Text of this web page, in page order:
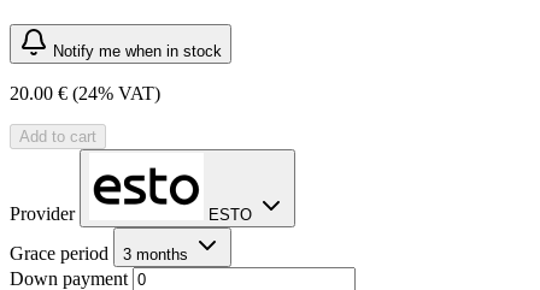
Notify me when in stock
20.00 € (24% VAT)
Add to cart
Provider ESTO
Grace period 3 months
Down payment